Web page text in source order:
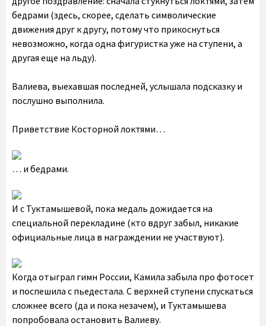
бедрами (здесь, скорее, сделать символические
движения друг к другу, потому что прикоснуться
невозможно, когда одна фигуристка уже на ступени, а
другая еще на льду).
Валиева, выехавшая последней, услышала подсказку и
послушно выполнила.
Приветствие Косторной локтями…
… и бедрами.
И с Туктамышевой, пока медаль дожидается на
специальной перекладине (кто вдруг забыл, никакие
официальные лица в награждении не участвуют).
Когда отыграл гимн России, Камила забыла про фотосет
и поспешила с пьедестала. С верхней ступени спускаться
сложнее всего (да и пока незачем), и Туктамышева
попробовала остановить Валиеву.